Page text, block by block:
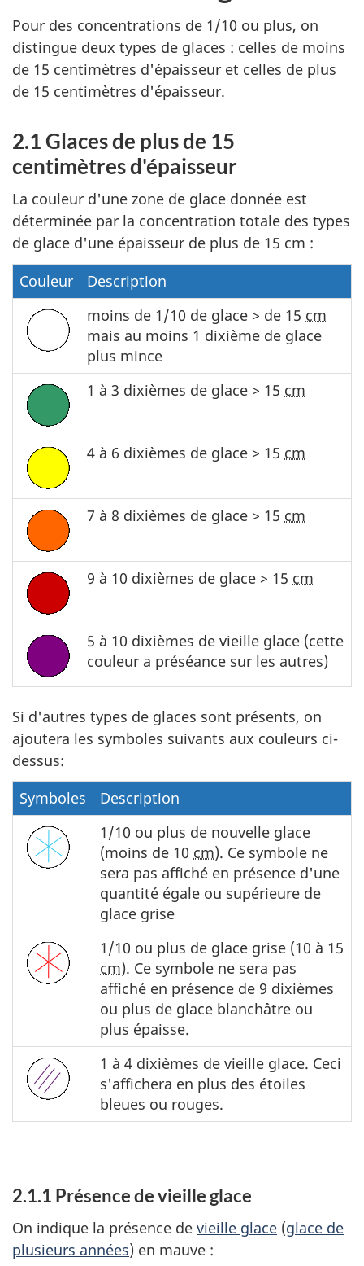
Pour des concentrations de 1/10 ou plus, on
distingue deux types de glaces : celles de moins
de 15 centimètres d'épaisseur et celles de plus
de 15 centimètres d'épaisseur.
2.1 Glaces de plus de 15
centimètres d'épaisseur
La couleur d'une zone de glace donnée est
déterminée par la concentration totale des types
de glace d'une épaisseur de plus de 15 cm :
Couleur
Description
moins de 1/10 de glace > de 15 cm
mais au moins 1 dixième de glace
plus mince
1 à 3 dixièmes de glace > 15 cm
4 à 6 dixièmes de glace > 15 cm
7 à 8 dixièmes de glace > 15 cm
9 à 10 dixièmes de glace > 15 cm
5 à 10 dixièmes de vieille glace (cette
couleur a préséance sur les autres)
Si d'autres types de glaces sont présents, on
ajoutera les symboles suivants aux couleurs ci-
dessus:
Symboles
Description
1/10 ou plus de nouvelle glace
(moins de 10 cm). Ce symbole ne
sera pas affiché en présence d'une
quantité égale ou supérieure de
glace grise
1/10 ou plus de glace grise (10 à 15
cm). Ce symbole ne sera pas
affiché en présence de 9 dixièmes
ou plus de glace blanchâtre ou
plus épaisse.
1 à 4 dixièmes de vieille glace. Ceci
s'affichera en plus des étoiles
bleues ou rouges.
2.1.1 Présence de vieille glace
On indique la présence de vieille glace (glace de
plusieurs années) en mauve :